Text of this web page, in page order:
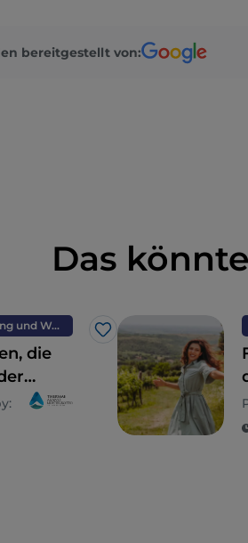
bereitgestellt von:
Das
Entspannung und Wellness
Like
die
von